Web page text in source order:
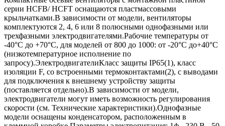
серии HCFB/ HCFT оснащаются пластмассовыми
крыльчатками.В зависимости от модели, вентиляторы
комплектуются 2, 4, 6 или 8 полюсными однофазными или
трехфазными электродвигателями.Рабочие температуры от
-40°C до +70°C, для моделей от 800 до 1000: от -20°C до+40°C
(низкотемпературное исполнение по
запросу).ЭлектродвигателиКласс защиты IP65(1), класс
изоляции F, со встроенными термоконтактами(2), с выводами
для подключения к внешнему устройству защиты
(поставляется отдельно).В зависимости от модели,
электродвигатели могут иметь возможность регулирования
скорости (см. Технические характеристики).Однофазные
модели оснащены конденсатором, расположенным в